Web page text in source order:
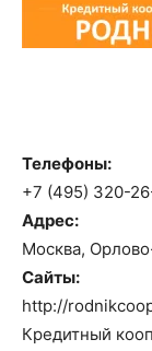
Телефоны:
+7 (495) 320-
Адрес:
Москва,
Сайты:
http://
Кредитный